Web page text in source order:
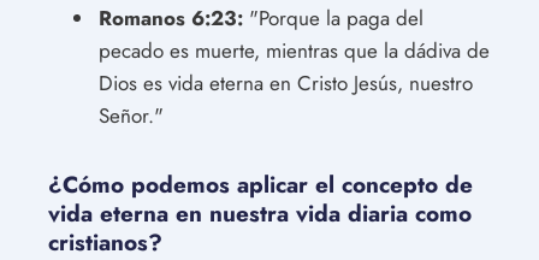
Romanos 6:23: "Porque la paga del
pecado es muerte, mientras que la dádiva de
Dios es vida eterna en Cristo Jesús, nuestro
Señor."
¿Cómo podemos aplicar el concepto de
vida eterna en nuestra vida diaria como
cristianos?